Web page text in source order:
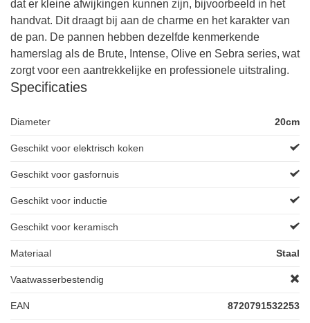
dat er kleine afwijkingen kunnen zijn, bijvoorbeeld in het
handvat. Dit draagt bij aan de charme en het karakter van
de pan. De pannen hebben dezelfde kenmerkende
hamerslag als de Brute, Intense, Olive en Sebra series, wat
zorgt voor een aantrekkelijke en professionele uitstraling.
Specificaties
Diameter 20cm
Geschikt voor elektrisch koken
Geschikt voor gasfornuis
Geschikt voor inductie
Geschikt voor keramisch
Materiaal Staal
Vaatwasserbestendig
EAN 8720791532253